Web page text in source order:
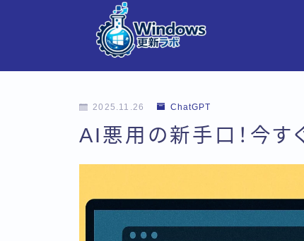
2025.11.26 ChatGPT
AI悪用の新手口！今す